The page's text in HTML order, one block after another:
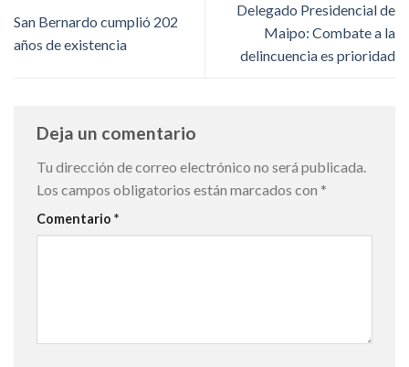
San Bernardo cumplió 202
años de existencia
Delegado Presidencial de
Maipo: Combate a la
delincuencia es prioridad
Deja un comentario
Tu dirección de correo electrónico no será publicada.
Los campos obligatorios están marcados con *
Comentario *